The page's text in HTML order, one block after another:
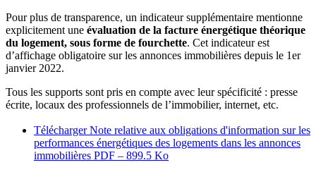
Pour plus de transparence, un indicateur supplémentaire mentionne
explicitement une évaluation de la facture énergétique théorique
du logement, sous forme de fourchette. Cet indicateur est
d’affichage obligatoire sur les annonces immobilières depuis le 1er
janvier 2022.
Tous les supports sont pris en compte avec leur spécificité : presse
écrite, locaux des professionnels de l’immobilier, internet, etc.
Télécharger Note relative aux obligations d'information sur les
performances énergétiques des logements dans les annonces
immobilières PDF – 899.5 Ko